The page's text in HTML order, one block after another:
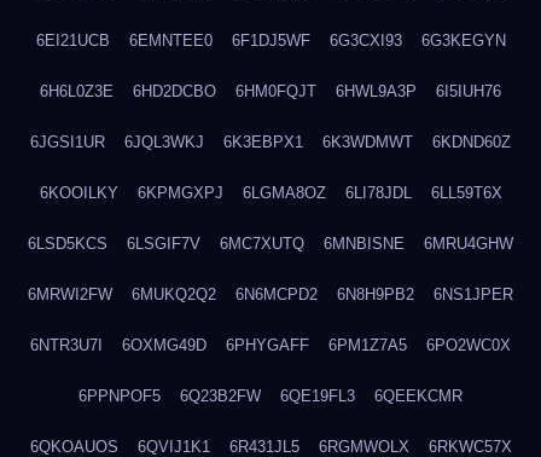
6EI21UCB 6EMNTEE0 6F1DJ5WF 6G3CXI93 6G3KEGYN
6H6L0Z3E 6HD2DCBO 6HM0FQJT 6HWL9A3P 6I5IUH76
6JGSI1UR 6JQL3WKJ 6K3EBPX1 6K3WDMWT 6KDND60Z
6KOOILKY 6KPMGXPJ 6LGMA8OZ 6LI78JDL 6LL59T6X
6LSD5KCS 6LSGIF7V 6MC7XUTQ 6MNBISNE 6MRU4GHW
6MRWI2FW 6MUKQ2Q2 6N6MCPD2 6N8H9PB2 6NS1JPER
6NTR3U7I 6OXMG49D 6PHYGAFF 6PM1Z7A5 6PO2WC0X
6PPNPOF5 6Q23B2FW 6QE19FL3 6QEEKCMR
6QKOAUOS 6QVIJ1K1 6R431JL5 6RGMWOLX 6RKWC57X